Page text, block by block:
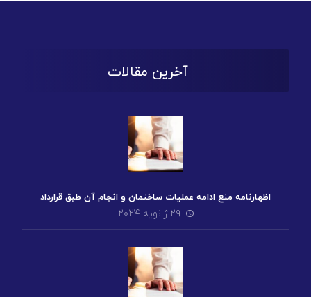
آخرین مقالات
اظهارنامه منع ادامه عملیات ساختمان و انجام آن طبق قرارداد
۲۹ ژانویه ۲۰۲۴